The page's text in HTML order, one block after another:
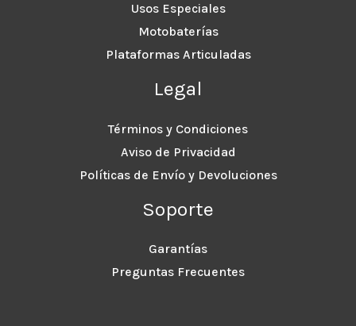
Usos Especiales
Motobaterías
Plataformas Articuladas
Legal
Términos y Condiciones
Aviso de Privacidad
Políticas de Envío y Devoluciones
Soporte
Garantías
Preguntas Frecuentes